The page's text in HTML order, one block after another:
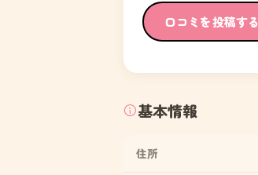
口コミを投稿する
基本情報
住所